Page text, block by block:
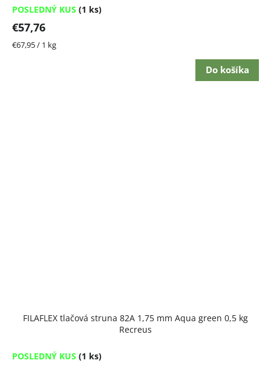
POSLEDNÝ KUS (1 ks)
€57,76
Jednotková
€67,95 / 1 kg
Do košíka
FILAFLEX tlačová struna 82A 1,75 mm Aqua green 0,5 kg
Recreus
POSLEDNÝ KUS (1 ks)